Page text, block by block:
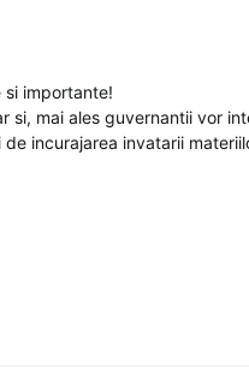
si importante!
si, mai ales guvernantii vor
incurajarea invatarii